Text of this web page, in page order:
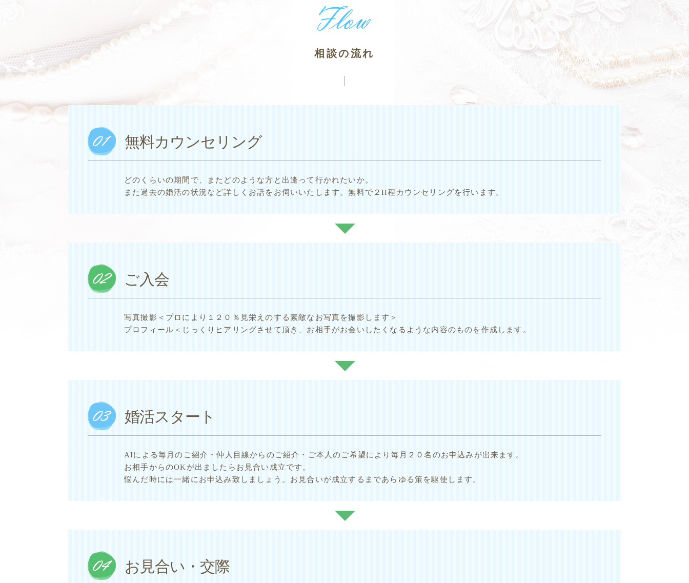
相談の流れ
無料カウンセリング
どのくらいの期間で、またどのような方と出逢って行かれたいか。
また過去の婚活の状況など詳しくお話をお伺いいたします。無料で２H程カウンセリングを行います。
ご入会
写真撮影＜プロにより１２０％見栄えのする素敵なお写真を撮影します＞
プロフィール＜じっくりヒアリングさせて頂き、お相手がお会いしたくなるような内容のものを作成します。
婚活スタート
AIによる毎月のご紹介・仲人目線からのご紹介・ご本人のご希望により毎月２０名のお申込みが出来ます。
お相手からのOKが出ましたらお見合い成立です。
悩んだ時には一緒にお申込み致しましょう。お見合いが成立するまであらゆる策を駆使します。
お見合い・交際